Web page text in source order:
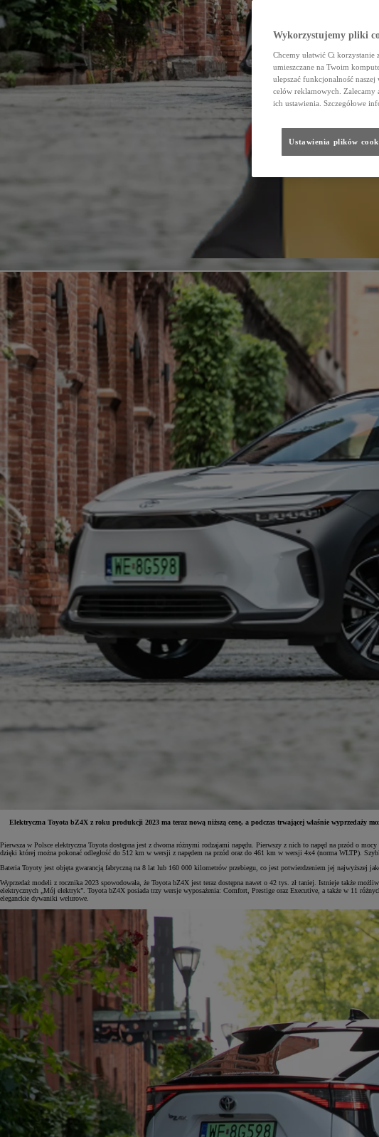
Yaris Cross
HYBRID
Elektryczna Toyota bZ4X z roku produkcji 2023 ma teraz nową niższą cenę, a podczas trwającej właśnie
Pierwsza w Polsce elektryczna Toyota dostępna jest z dwoma różnymi rodzajami napędu. Pierwszy z nich to napęd na przód o
dzięki której można pokonać odległość do 512 km w wersji z napędem na przód oraz do 461 km w wersji 4x4 (norma WLTP).
Bateria Toyoty jest objęta gwarancją fabryczną na 8 lat lub 160 000 kilometrów przebiegu, co jest potwierdzeniem jej najwyższej
Wyprzedaż modeli z rocznika 2023 spowodowała, że Toyota bZ4X jest teraz dostępna nawet o 42 tys. zł taniej. Istnieje także
elektrycznych „Mój elektryk”. Toyota bZ4X posiada trzy wersje wyposażenia: Comfort, Prestige oraz Executive, a także w 11
eleganckie dywaniki welurowe.
Wykorzystujemy pliki
Chcemy ułatwić Ci
umieszczane na Twoim
ulepszać funkcjonalność naszej
celów reklamowych. Zalecamy
ich ustawienia. Szczegółowe
Ustawienia plików